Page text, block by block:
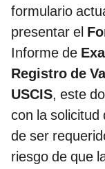
formulario
presentar el
Informe de
Registro de
USCIS, este
con la solicitud
de ser
riesgo de que